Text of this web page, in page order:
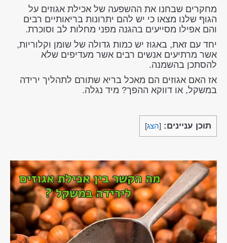
מחקרים שבחנו את ההשפעה של אכילת אגוזים על
הגוף שלנו מצאו כי יש להם יתרונות בריאותיים רבים
והם אפילו מסייעים בהגנה מפני מחלות לב וסוכרת.
יחד עם זאת, באגוז יש כמות גדולה של שומן וקלוריות,
אשר מרתיעים אנשים רבים אשר מעדיפים שלא
להסתכן בהשמנה.
אז האם אגוזים הם מאכל בריא שתורם לתהליך ירידה
במשקל, או דווקא ההפך? מיד נגלה.
תוכן עניינים: [הצג]